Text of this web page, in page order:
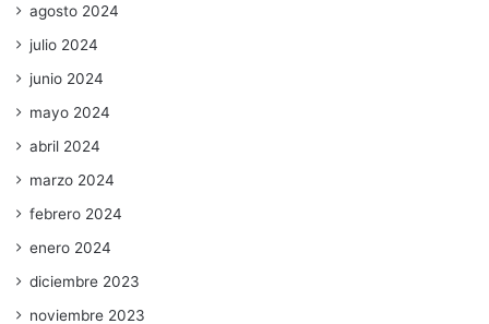
agosto 2024
julio 2024
junio 2024
mayo 2024
abril 2024
marzo 2024
febrero 2024
enero 2024
diciembre 2023
noviembre 2023